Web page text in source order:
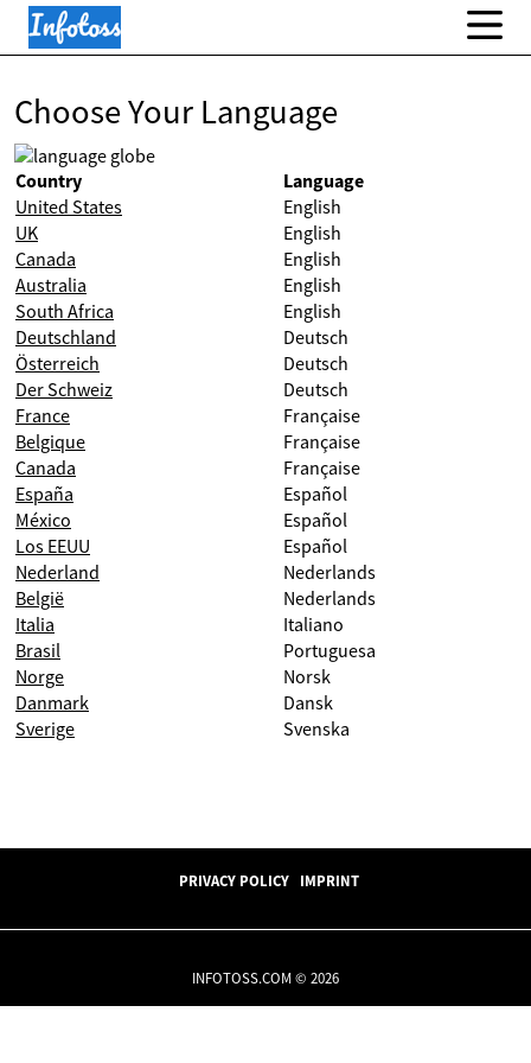
Choose Your Language
Country
Language
United States
English
UK
English
Canada
English
Australia
English
South Africa
English
Deutschland
Deutsch
Österreich
Deutsch
Der Schweiz
Deutsch
France
Française
Belgique
Française
Canada
Française
España
Español
México
Español
Los EEUU
Español
Nederland
Nederlands
België
Nederlands
Italia
Italiano
Brasil
Portuguesa
Norge
Norsk
Danmark
Dansk
Sverige
Svenska
PRIVACY POLICY IMPRINT
INFOTOSS.COM © 2026